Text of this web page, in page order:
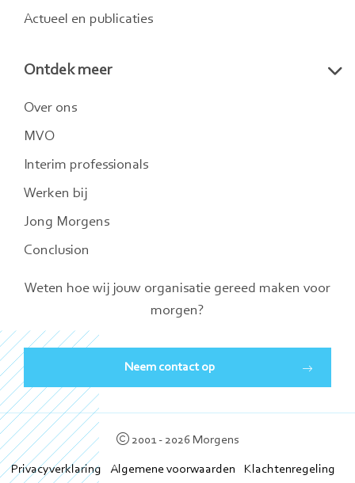
Actueel en publicaties
Ontdek meer
Over ons
MVO
Interim professionals
Werken bij
Jong Morgens
Conclusion
Weten hoe wij jouw organisatie gereed maken voor
morgen?
Neem contact op
2001 - 2026 Morgens
Privacyverklaring Algemene voorwaarden Klachtenregeling